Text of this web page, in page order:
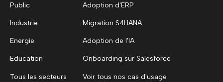
Public
Industrie
Energie
Education
Tous les secteurs
Adoption d'ERP
Migration S4HANA
Adoption de l'IA
Onboarding sur Salesforce
Voir tous nos cas d'usage